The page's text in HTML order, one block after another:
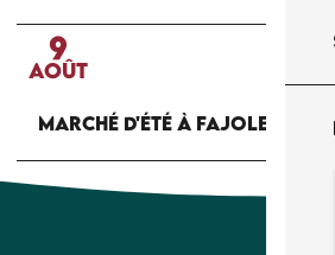
9
AOÛT
MARCHÉ D'ÉTÉ À FAJOLES